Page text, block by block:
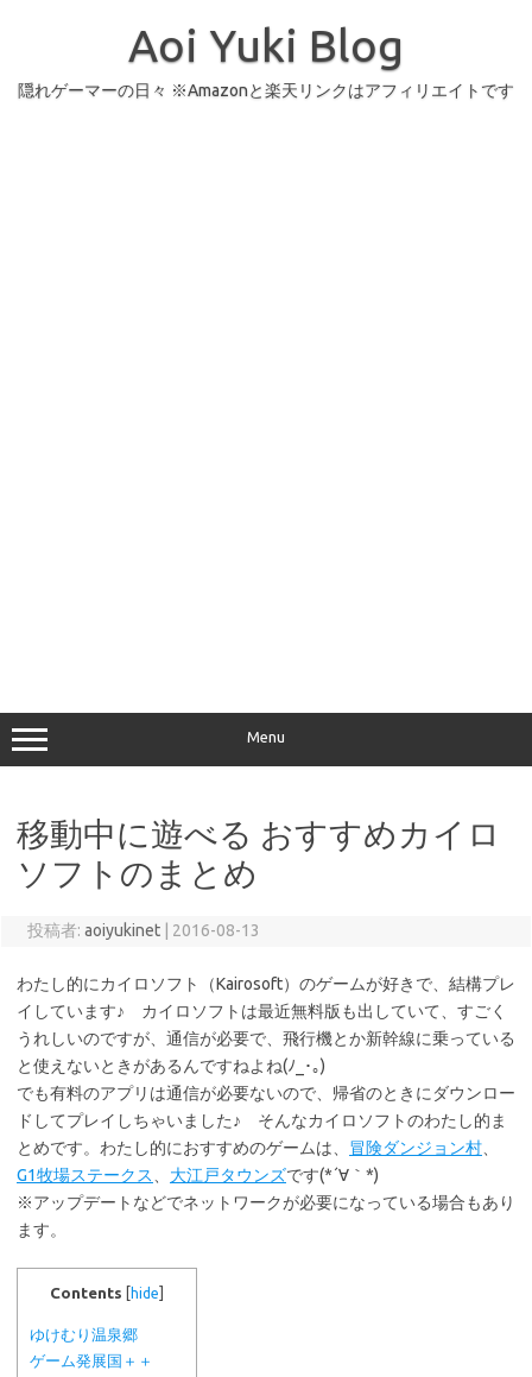
Aoi Yuki Blog
隠れゲーマーの日々 ※Amazonと楽天リンクはアフィリエイトです
Menu
移動中に遊べる おすすめカイロ
ソフトのまとめ
投稿者: aoiyukinet 2016-08-13
わたし的にカイロソフト（Kairosoft）のゲームが好きで、結構プレ
イしています♪ カイロソフトは最近無料版も出していて、すごく
うれしいのですが、通信が必要で、飛行機とか新幹線に乗っている
と使えないときがあるんですねよね(ﾉ_･｡)
でも有料のアプリは通信が必要ないので、帰省のときにダウンロー
ドしてプレイしちゃいました♪ そんなカイロソフトのわたし的ま
とめです。わたし的におすすめのゲームは、 冒険ダンジョン村
G1牧場ステークス
大江戸タウンズです(*´∀｀*)
※アップデートなどでネットワークが必要になっている場合もあり
ます。
Contents [ hide
ゆけむり温泉郷
ゲーム発展国＋＋